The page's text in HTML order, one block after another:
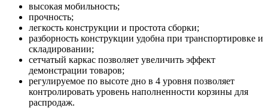
высокая мобильность;
прочность;
легкость конструкции и простота сборки;
разборность конструкции удобна при транспортировке и
складировании;
сетчатый каркас позволяет увеличить эффект
демонстрации товаров;
регулируемое по высоте дно в 4 уровня позволяет
контролировать уровень наполненности корзины для
распродаж.